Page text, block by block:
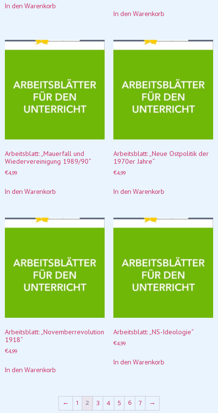
In den Warenkorb
In den Warenkorb
Arbeitsblatt: „Mauerfall und
Wiedervereinigung 1989/90“
€4,99
In den Warenkorb
Arbeitsblatt: „Neue Ostpolitik der
1970er Jahre“
€4,99
In den Warenkorb
Arbeitsblatt: „Novemberrevolution
1918“
€4,99
In den Warenkorb
Arbeitsblatt: „NS-Ideologie“
€4,99
In den Warenkorb
← 1 2 3 4 5 6 7 →